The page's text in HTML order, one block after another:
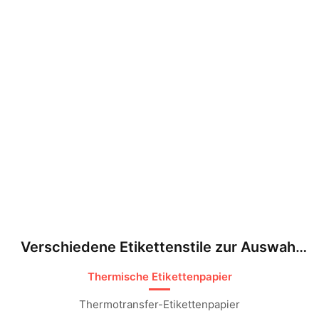
Verschiedene Etikettenstile zur Auswahl
Thermische Etikettenpapier​
Thermotransfer-Etikettenpapier​